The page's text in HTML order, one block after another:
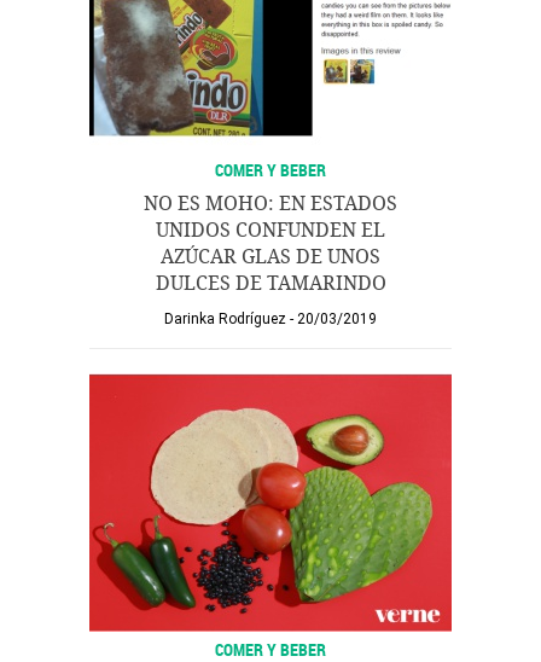
COMER Y BEBER
NO ES MOHO: EN ESTADOS
UNIDOS CONFUNDEN EL
AZÚCAR GLAS DE UNOS
DULCES DE TAMARINDO
Darinka Rodríguez 20/03/2019
COMER Y BEBER